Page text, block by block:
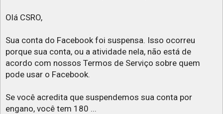
Olá CSRO,
Sua conta do Facebook foi suspensa. Isso ocorreu
porque sua conta, ou a atividade nela, não está de
acordo com nossos Termos de Serviço sobre quem
pode usar o Facebook.
Se você acredita que suspendemos sua conta por
engano, você tem 180 ...